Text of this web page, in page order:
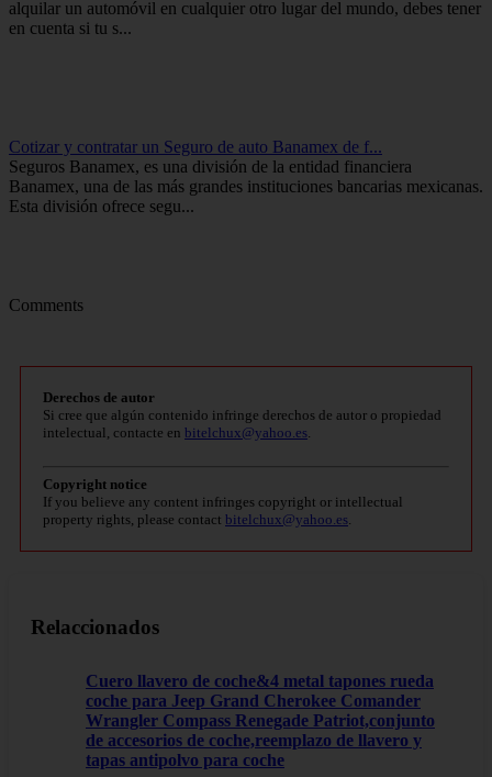
alquilar un automóvil en cualquier otro lugar del mundo, debes tener
en cuenta si tu s...
Cotizar y contratar un Seguro de auto Banamex de f...
Seguros Banamex, es una división de la entidad financiera
Banamex, una de las más grandes instituciones bancarias mexicanas.
Esta división ofrece segu...
Comments
Derechos de autor
Si cree que algún contenido infringe derechos de autor o propiedad
intelectual, contacte en bitelchux@yahoo.es
Copyright notice
If you believe any content infringes copyright or intellectual
property rights, please contact bitelchux@yahoo.es
Relaccionados
Cuero llavero de coche&4 metal tapones rueda
coche para Jeep Grand Cherokee Comander
Wrangler Compass Renegade Patriot,conjunto
de accesorios de coche,reemplazo de llavero y
tapas antipolvo para coche